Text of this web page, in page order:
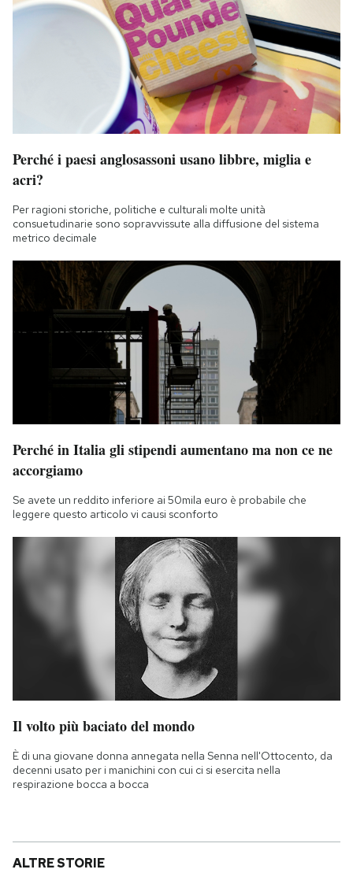
AREA PERSONALE
Area Personale
Notifiche mobile
Hai bisogno di aiuto?
Esci
Perché i paesi anglosassoni usano libbre, miglia e
acri?
Per ragioni storiche, politiche e culturali molte unità
consuetudinarie sono sopravvissute alla diffusione del sistema
metrico decimale
Perché in Italia gli stipendi aumentano ma non ce ne
accorgiamo
Se avete un reddito inferiore ai 50mila euro è probabile che
leggere questo articolo vi causi sconforto
Il volto più baciato del mondo
È di una giovane donna annegata nella Senna nell'Ottocento, da
decenni usato per i manichini con cui ci si esercita nella
respirazione bocca a bocca
ALTRE STORIE